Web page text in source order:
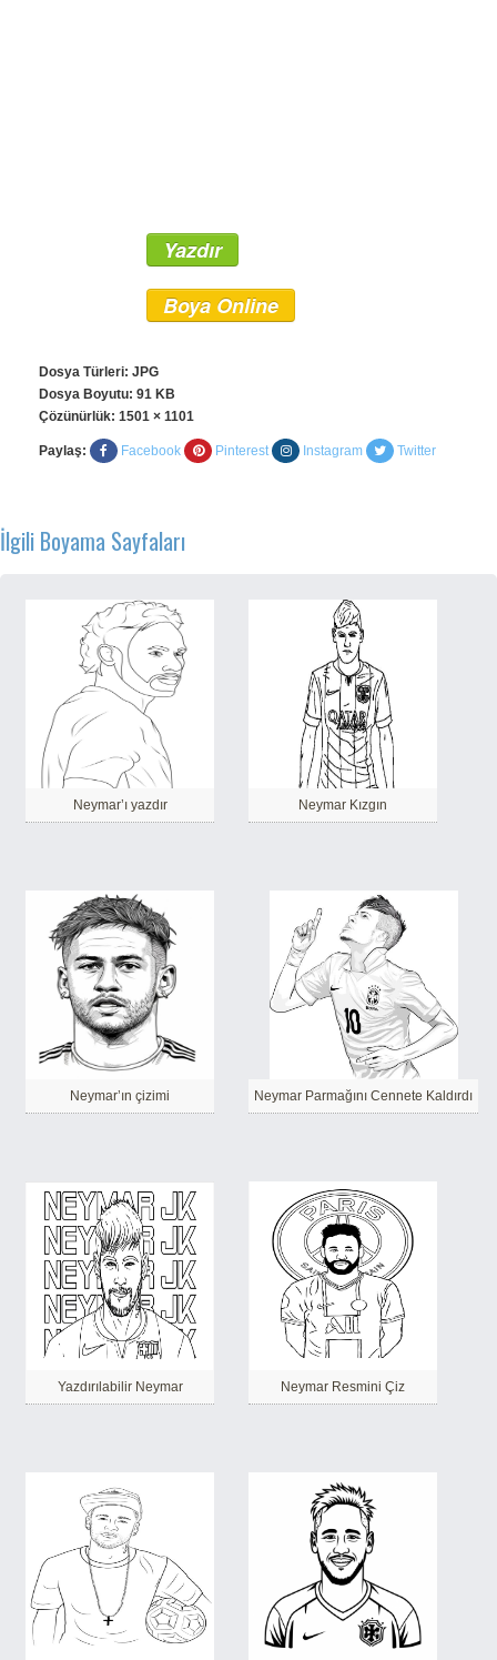
Yazdır
Boya Online
Dosya Türleri: JPG
Dosya Boyutu: 91 KB
Çözünürlük: 1501 × 1101
Paylaş: Facebook Pinterest Instagram Twitter
İlgili Boyama Sayfaları
Neymar’ı yazdır Neymar Kızgın
Neymar’ın çizimi Neymar Parmağını Cennete Kaldırdı
Yazdırılabilir Neymar Neymar Resmini Çiz